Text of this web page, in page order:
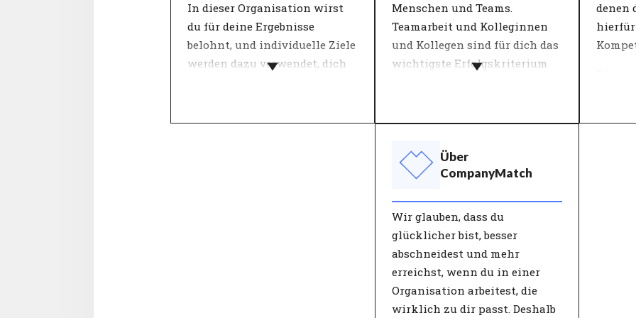
die Arbeitszufriedenheit.
In dieser Organisation wirst
du für deine Ergebnisse
belohnt, und individuelle Ziele
werden dazu verwendet, dich
Menschen und Teams.
Teamarbeit und Kolleginnen
und Kollegen sind für dich das
wichtigste Erfolgskriterium
Die Wachstumsstrategie der
Organisation beeinflusst die
Entwicklung der
Mitarbeitenden. Dies bestimmt
den Ansatz der Aktivitäten.
Schwerpunkte können
Zusammenarbeit, Innovation,
Ergebnisse und Prozesse sein.
Personen, die in Bezug auf die
Wachstumsstrategie gut zur
Organisation passen, sehen
denen
Die
Über
CompanyMatch
Wir glauben, dass du
glücklicher bist, besser
abschneidest und mehr
erreichst, wenn du in einer
Organisation arbeitest, die
wirklich zu dir passt. Deshalb